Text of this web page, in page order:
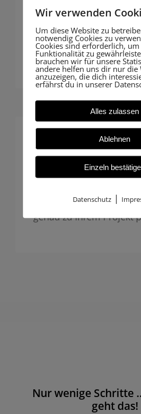
Fotogrammetrie liefern
Behörden oder Bauakte
zukunftssicher.
Individuelle
Insbesondere
Maßgeschneiderte
genau zu Ihrem Projekt
Nur wenige Schritte
geht das!
Wir verwenden
Um diese Website zu
notwendig Cookies zu
Cookies sind erforderlich,
Funktionalität zu
brauchen wir für unsere
andere helfen uns dir nur die
anzuzeigen, die dich
erfährst du in unserer
Alles zulassen
Ablehnen
Einzeln
Datenschutz |